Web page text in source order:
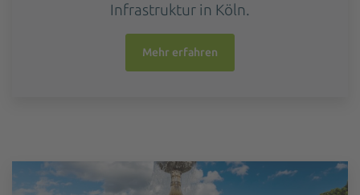
Infrastruktur in Köln.
Mehr erfahren